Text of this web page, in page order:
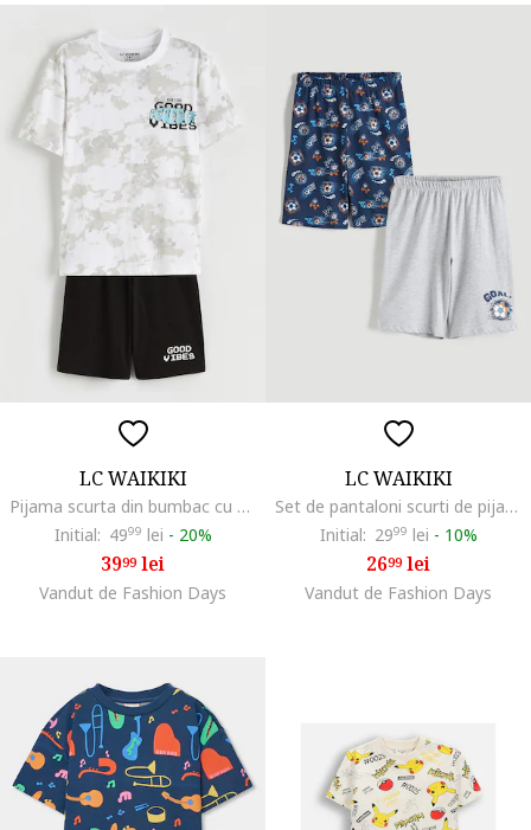
LC WAIKIKI
Pijama scurta din bumbac cu model, Alb/Negru
Initial: 4999 lei - 20%
3999lei
Vandut de Fashion Days
LC WAIKIKI
Set de pantaloni scurti de pijama cu talie elastica - 2 perechi, Gri deschis/Albastru royal/Bleumarin
Initial: 2999 lei - 10%
2699lei
Vandut de Fashion Days